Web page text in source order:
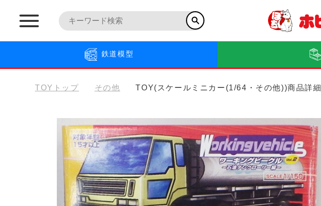
鉄道模型
TOYトップ その他 TOY(スケールミニカー(1/64・その他))商品詳細